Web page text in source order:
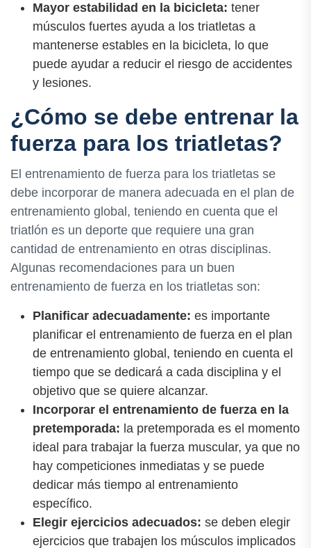
Mayor estabilidad en la bicicleta: tener
músculos fuertes ayuda a los triatletas a
mantenerse estables en la bicicleta, lo que
puede ayudar a reducir el riesgo de accidentes
y lesiones.
¿Cómo se debe entrenar la
fuerza para los triatletas?
El entrenamiento de fuerza para los triatletas se
debe incorporar de manera adecuada en el plan de
entrenamiento global, teniendo en cuenta que el
triatlón es un deporte que requiere una gran
cantidad de entrenamiento en otras disciplinas.
Algunas recomendaciones para un buen
entrenamiento de fuerza en los triatletas son:
Planificar adecuadamente: es importante
planificar el entrenamiento de fuerza en el plan
de entrenamiento global, teniendo en cuenta el
tiempo que se dedicará a cada disciplina y el
objetivo que se quiere alcanzar.
Incorporar el entrenamiento de fuerza en la
pretemporada: la pretemporada es el momento
ideal para trabajar la fuerza muscular, ya que no
hay competiciones inmediatas y se puede
dedicar más tiempo al entrenamiento
específico.
Elegir ejercicios adecuados: se deben elegir
ejercicios que trabajen los músculos implicados